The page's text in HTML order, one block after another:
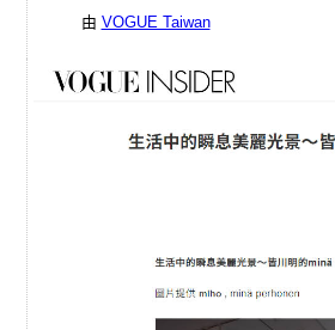
由 VOGUE Taiwan